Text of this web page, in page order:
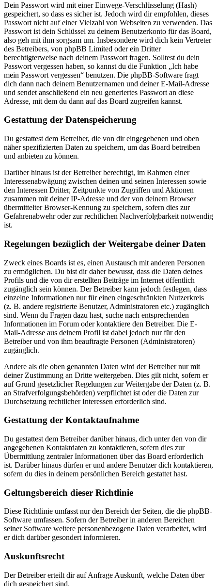
Dein Passwort wird mit einer Einwege-Verschlüsselung (Hash)
gespeichert, so dass es sicher ist. Jedoch wird dir empfohlen, dieses
Passwort nicht auf einer Vielzahl von Webseiten zu verwenden. Das
Passwort ist dein Schlüssel zu deinem Benutzerkonto für das Board,
also geh mit ihm sorgsam um. Insbesondere wird dich kein Vertreter
des Betreibers, von phpBB Limited oder ein Dritter
berechtigterweise nach deinem Passwort fragen. Solltest du dein
Passwort vergessen haben, so kannst du die Funktion „Ich habe
mein Passwort vergessen“ benutzen. Die phpBB-Software fragt
dich dann nach deinem Benutzernamen und deiner E-Mail-Adresse
und sendet anschließend ein neu generiertes Passwort an diese
Adresse, mit dem du dann auf das Board zugreifen kannst.
Gestattung der Datenspeicherung
Du gestattest dem Betreiber, die von dir eingegebenen und oben
näher spezifizierten Daten zu speichern, um das Board betreiben
und anbieten zu können.
Darüber hinaus ist der Betreiber berechtigt, im Rahmen einer
Interessenabwägung zwischen deinen und seinen Interessen sowie
den Interessen Dritter, Zeitpunkte von Zugriffen und Aktionen
zusammen mit deiner IP-Adresse und der von deinem Browser
übermittelter Browser-Kennung zu speichern, sofern dies zur
Gefahrenabwehr oder zur rechtlichen Nachverfolgbarkeit notwendig
ist.
Regelungen bezüglich der Weitergabe deiner Daten
Zweck eines Boards ist es, einen Austausch mit anderen Personen
zu ermöglichen. Du bist dir daher bewusst, dass die Daten deines
Profils und die von dir erstellten Beiträge im Internet öffentlich
zugänglich sein können. Der Betreiber kann jedoch festlegen, dass
einzelne Informationen nur für einen eingeschränkten Nutzerkreis
(z. B. andere registrierte Benutzer, Administratoren etc.) zugänglich
sind. Wenn du Fragen dazu hast, suche nach entsprechenden
Informationen im Forum oder kontaktiere den Betreiber. Die E-
Mail-Adresse aus deinem Profil ist dabei jedoch nur für den
Betreiber und von ihm beauftragte Personen (Administratoren)
zugänglich.
Andere als die oben genannten Daten wird der Betreiber nur mit
deiner Zustimmung an Dritte weitergeben. Dies gilt nicht, sofern er
auf Grund gesetzlicher Regelungen zur Weitergabe der Daten (z. B.
an Strafverfolgungsbehörden) verpflichtet ist oder die Daten zur
Durchsetzung rechtlicher Interessen erforderlich sind.
Gestattung der Kontaktaufnahme
Du gestattest dem Betreiber darüber hinaus, dich unter den von dir
angegebenen Kontaktdaten zu kontaktieren, sofern dies zur
Übermittlung zentraler Informationen über das Board erforderlich
ist. Darüber hinaus dürfen er und andere Benutzer dich kontaktieren,
sofern du dies in deinem persönlichen Bereich gestattet hast.
Geltungsbereich dieser Richtlinie
Diese Richtlinie umfasst nur den Bereich der Seiten, die die phpBB-
Software umfassen. Sofern der Betreiber in anderen Bereichen
seiner Software weitere personenbezogene Daten verarbeitet, wird
er dich darüber gesondert informieren.
Auskunftsrecht
Der Betreiber erteilt dir auf Anfrage Auskunft, welche Daten über
dich gespeichert sind.